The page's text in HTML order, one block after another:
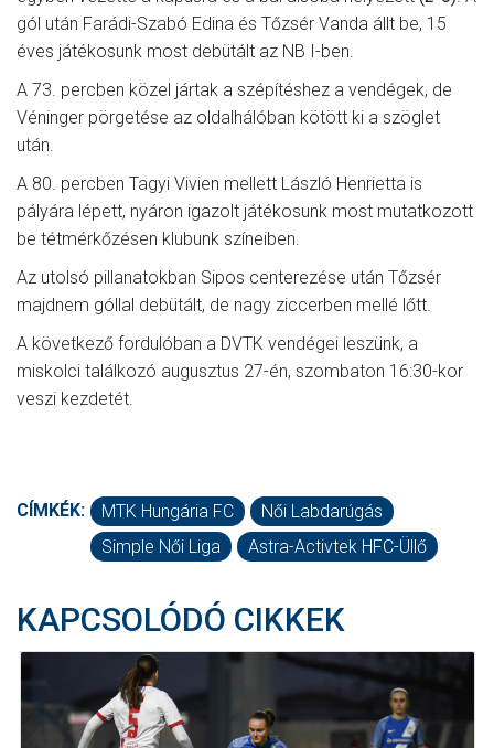
gól után Farádi-Szabó Edina és Tőzsér Vanda állt be, 15
éves játékosunk most debütált az NB I-ben.
A 73. percben közel jártak a szépítéshez a vendégek, de
Véninger pörgetése az oldalhálóban kötött ki a szöglet
után.
A 80. percben Tagyi Vivien mellett László Henrietta is
pályára lépett, nyáron igazolt játékosunk most mutatkozott
be tétmérkőzésen klubunk színeiben.
Az utolsó pillanatokban Sipos centerezése után Tőzsér
majdnem góllal debütált, de nagy ziccerben mellé lőtt.
A következő fordulóban a DVTK vendégei leszünk, a
miskolci találkozó augusztus 27-én, szombaton 16:30-kor
veszi kezdetét.
CÍMKÉK: MTK Hungária FC
Női Labdarúgás
Simple Női Liga
Astra-Activtek HFC-Üllő
KAPCSOLÓDÓ CIKKEK